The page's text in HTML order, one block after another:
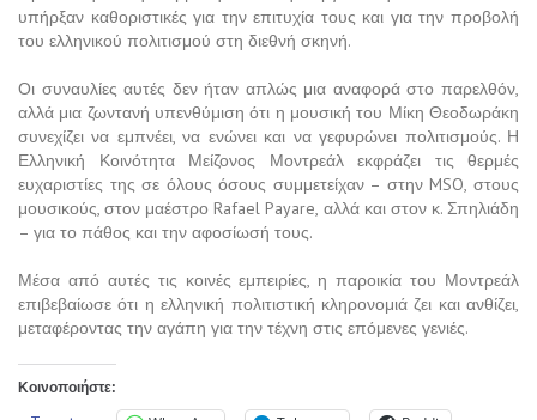
υπήρξαν καθοριστικές για την επιτυχία τους και για την προβολή
του ελληνικού πολιτισμού στη διεθνή σκηνή.
Οι συναυλίες αυτές δεν ήταν απλώς μια αναφορά στο παρελθόν,
αλλά μια ζωντανή υπενθύμιση ότι η μουσική του Μίκη Θεοδωράκη
συνεχίζει να εμπνέει, να ενώνει και να γεφυρώνει πολιτισμούς. Η
Ελληνική Κοινότητα Μείζονος Μοντρεάλ εκφράζει τις θερμές
ευχαριστίες της σε όλους όσους συμμετείχαν – στην MSO, στους
μουσικούς, στον μαέστρο Rafael Payare, αλλά και στον κ. Σπηλιάδη
– για το πάθος και την αφοσίωσή τους.
Μέσα από αυτές τις κοινές εμπειρίες, η παροικία του Μοντρεάλ
επιβεβαίωσε ότι η ελληνική πολιτιστική κληρονομιά ζει και ανθίζει,
μεταφέροντας την αγάπη για την τέχνη στις επόμενες γενιές.
Κοινοποιήστε: